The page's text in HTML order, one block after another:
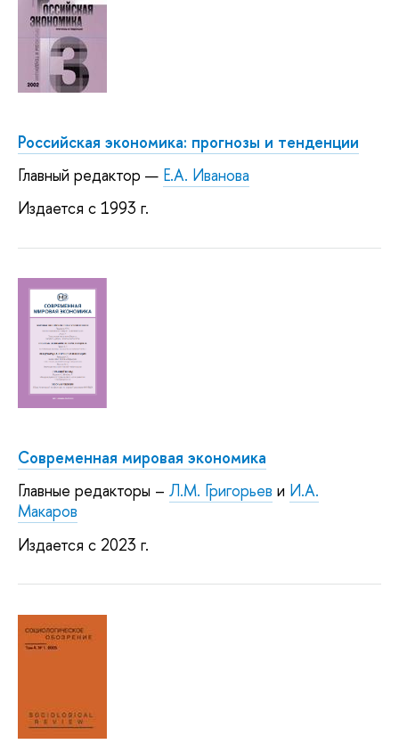
Российская экономика: прогнозы и тенденции
Главный редактор — Е.А. Иванова
Издается с 1993 г.
Современная мировая экономика
Главные редакторы – Л.М. Григорьев и И.А.
Макаров
Издается с 2023 г.